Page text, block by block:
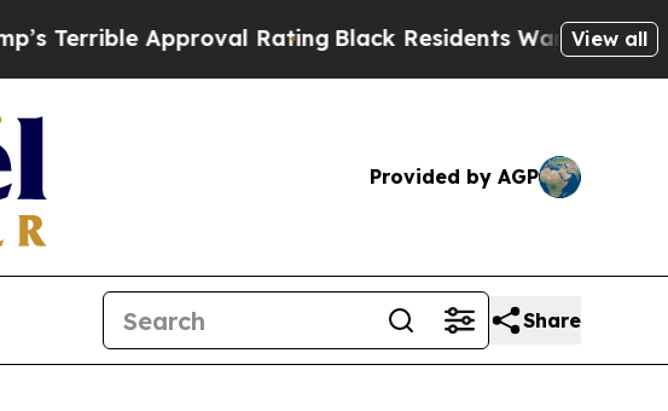
RatingBlack Residents Warned of Abusive Cops
View all
Provided by AGP
Share